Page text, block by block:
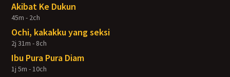
Akibat Ke Dukun
45m - 2ch
Ochi, kakakku yang seksi
2j 31m - 8ch
Ibu Pura Pura Diam
1j 5m - 10ch